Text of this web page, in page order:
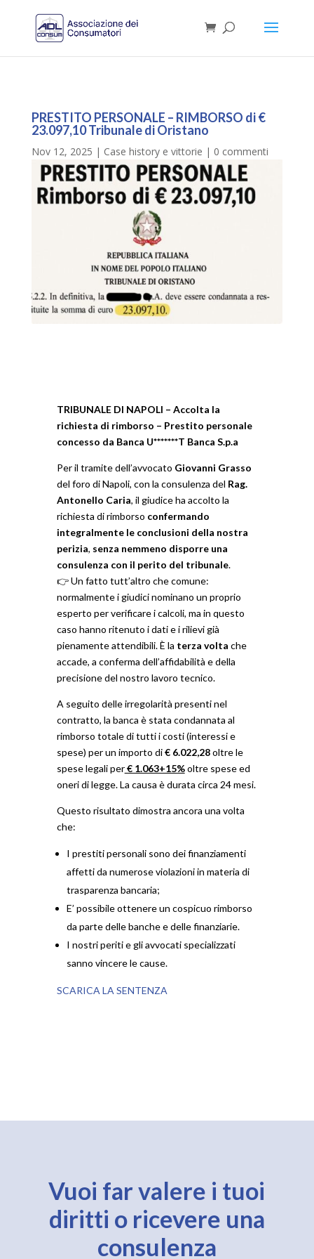
PRESTITO PERSONALE – RIMBORSO di €
23.097,10 Tribunale di Oristano
Nov 12, 2025 | Case history e vittorie | 0 commenti
TRIBUNALE DI NAPOLI – Accolta la
richiesta di rimborso – Prestito personale
concesso da Banca U*******T Banca S.p.a
Per il tramite dell’avvocato Giovanni Grasso
del foro di Napoli, con la consulenza del Rag.
Antonello Caria, il giudice ha accolto la
richiesta di rimborso confermando
integralmente le conclusioni della nostra
perizia, senza nemmeno disporre una
consulenza con il perito del tribunale.
👉 Un fatto tutt’altro che comune:
normalmente i giudici nominano un proprio
esperto per verificare i calcoli, ma in questo
caso hanno ritenuto i dati e i rilievi già
pienamente attendibili. È la terza volta che
accade, a conferma dell’affidabilità e della
precisione del nostro lavoro tecnico.
A seguito delle irregolarità presenti nel
contratto, la banca è stata condannata al
rimborso totale di tutti i costi (interessi e
spese) per un importo di€ 6.022,28oltre le
spese legali per€ 1.063+15%oltre spese ed
oneri di legge. La causa è durata circa 24 mesi.
Questo risultato dimostra ancora una volta
che:
I prestiti personali sono dei finanziamenti
affetti da numerose violazioni in materia di
trasparenza bancaria;
E’ possibile ottenere un cospicuo rimborso
da parte delle banche e delle finanziarie.
I nostri periti e gli avvocati specializzati
sanno vincere le cause.
SCARICA LA SENTENZA
Vuoi far valere i tuoi
diritti o ricevere una
consulenza